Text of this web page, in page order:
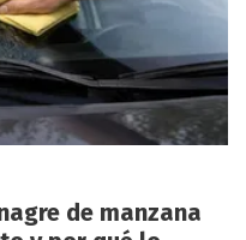
de manzana